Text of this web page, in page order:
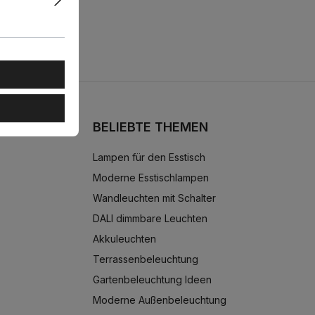
BELIEBTE THEMEN
Lampen für den Esstisch
Moderne Esstischlampen
Wandleuchten mit Schalter
DALI dimmbare Leuchten
Akkuleuchten
Terrassenbeleuchtung
Gartenbeleuchtung Ideen
Moderne Außenbeleuchtung